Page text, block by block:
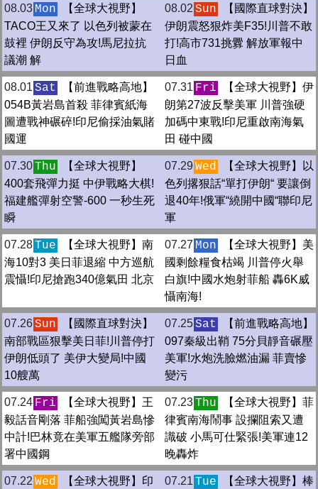
08.03 Mon
【全球大視野】
TACO王又來了 以色列被蒙在
鼓裡 伊朗反守為攻!馬尼拉抗
議潮 解
08.02 Sun
【國際直球對決】
伊朗震怒狠炸美F35!川普不敢
打!高市731挑釁 解放軍報中
日血
08.01 Sat
【前進戰略高地】
054B黃岩島首殺 菲律賓紙海
圖遭戰神碾碎!印尼偷採油氣賭
國運
07.31 Fri
【全球大視野】伊
朗第27波反擊美軍 川普強硬
加碼中東戰!印尼重啟南海氣
田 碰中國
07.30Thu
【全球大視野】
400套飛彈力挺 中伊戰略大棋!
福建艦彈射空警-600 一秒生死
瞬
07.29Wed
【全球大視野】以
色列撂狠話“單打伊朗“ 要讓倒
退40年!俄軍“繞開中國“聯印尼
軍
07.28Tue
【全球大視野】南
海10對3 美日菲退縮 中方巡航
震懾!印尼搶跑340億氣田 北京
07.27 Mon
【全球大視野】美
國剩餘糧食枯竭 川普停火舉
白旗!中國水炮射菲船 轟6K威
懾南海!
07.26Sun
【國際直球對決】
南部戰區狠擊美日菲!川普停打
伊朗低頭了 美伊大變局!中國
10艘萬
07.25Sat
【前進戰略高地】
097秦級出鞘 75分貝靜音碾壓
美軍!水炮洗臉燃油漏 菲賣慘
變污
07.24 Fri
【全球大視野】王
毅話音剛落 菲船強闖黃岩島慘
中計!巴林竟在美軍五艦隊旁部
署中國鋼
07.23Thu
【全球大視野】菲
律賓南海鬧事 設攔阻索又遭
識破 小馬可仕緊張!美軍連12
晚轟炸
07.22 Wed
【全球大視野】印
07.21 Tue
【全球大視野】棒